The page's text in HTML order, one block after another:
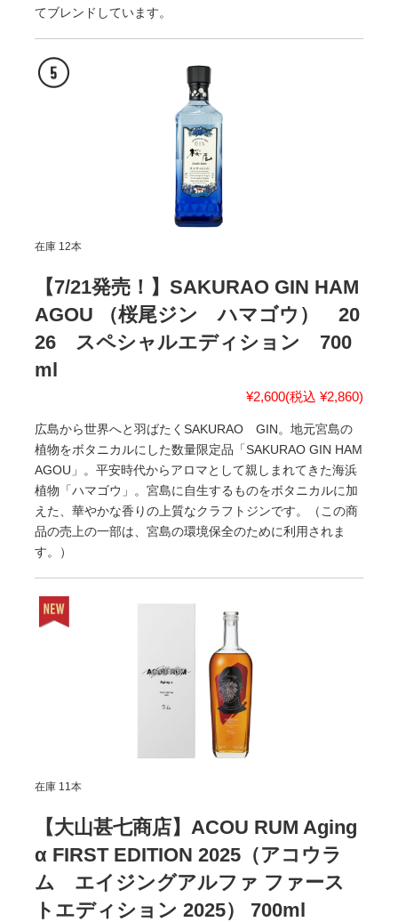
てブレンドしています。
在庫 12本
【7/21発売！】SAKURAO GIN HAM
AGOU （桜尾ジン ハマゴウ） 20
26 スペシャルエディション 700
ml
¥2,600(税込 ¥2,860)
広島から世界へと羽ばたくSAKURAO GIN。地元宮島の
植物をボタニカルにした数量限定品「SAKURAO GIN HAM
AGOU」。平安時代からアロマとして親しまれてきた海浜
植物「ハマゴウ」。宮島に自生するものをボタニカルに加
えた、華やかな香りの上質なクラフトジンです。（この商
品の売上の一部は、宮島の環境保全のために利用されま
す。）
在庫 11本
【大山甚七商店】ACOU RUM Aging
α FIRST EDITION 2025（アコウラ
ム エイジングアルファ ファース
トエディション 2025） 700ml